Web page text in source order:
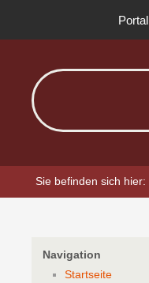
Sie befinden sich hier:
Navigation
Startseite
Portal